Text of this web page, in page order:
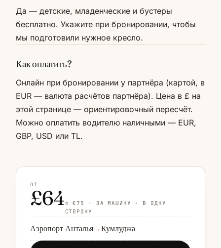
Да — детские, младенческие и бустеры
бесплатно. Укажите при бронировании, чтобы
мы подготовили нужное кресло.
Как оплатить?
Онлайн при бронировании у партнёра (картой, в
EUR — валюта расчётов партнёра). Цена в £ на
этой странице — ориентировочный пересчёт.
Можно оплатить водителю наличными — EUR,
GBP, USD или TL.
ОТ
£64≈ €75 · ЗА МАШИНУ · В ОДНУ
СТОРОНУ
Аэропорт Анталья→Кумлуджа